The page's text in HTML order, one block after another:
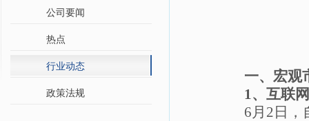
公司要闻
热点
行业动态
政策法规
一、宏观
1、互联网
6月 2 日，